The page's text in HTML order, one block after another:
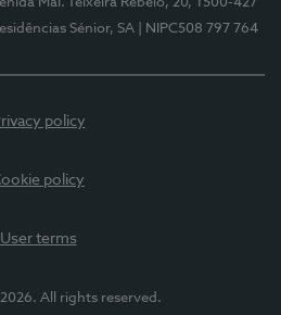
Sénior, SA | NIPC508 797 764
policy
policy
User terms
All rights reserved.